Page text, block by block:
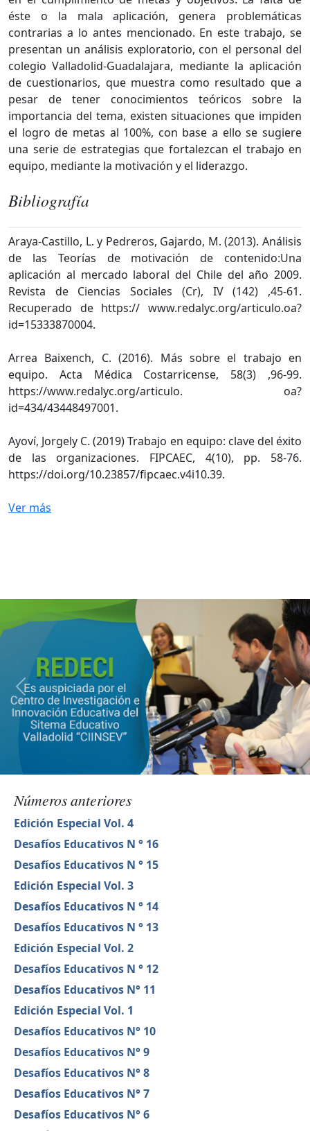
éste o la mala aplicación, genera problemáticas
contrarias a lo antes mencionado. En este trabajo, se
presentan un análisis exploratorio, con el personal del
colegio Valladolid-Guadalajara, mediante la aplicación
de cuestionarios, que muestra como resultado que a
pesar de tener conocimientos teóricos sobre la
importancia del tema, existen situaciones que impiden
el logro de metas al 100%, con base a ello se sugiere
una serie de estrategias que fortalezcan el trabajo en
equipo, mediante la motivación y el liderazgo.
Bibliografía
Araya-Castillo, L. y Pedreros, Gajardo, M. (2013). Análisis
de las Teorías de motivación de contenido:Una
aplicación al mercado laboral del Chile del año 2009.
Revista de Ciencias Sociales (Cr), IV (142) ,45-61.
Recuperado de https:// www.redalyc.org/articulo.oa?
id=15333870004.
Arrea Baixench, C. (2016). Más sobre el trabajo en
equipo. Acta Médica Costarricense, 58(3) ,96-99.
https://www.redalyc.org/articulo. oa?
id=434/43448497001.
Ayoví, Jorgely C. (2019) Trabajo en equipo: clave del éxito
de las organizaciones. FIPCAEC, 4(10), pp. 58-76.
https://doi.org/10.23857/fipcaec.v4i10.39.
Ver más
Números anteriores
Edición Especial Vol. 4
Desafíos Educativos N ° 16
Desafíos Educativos N ° 15
Edición Especial Vol. 3
Desafíos Educativos N ° 14
Desafíos Educativos N ° 13
Edición Especial Vol. 2
Desafíos Educativos N ° 12
Desafíos Educativos N° 11
Edición Especial Vol. 1
Desafíos Educativos N° 10
Desafíos Educativos N° 9
Desafíos Educativos N° 8
Desafíos Educativos N° 7
Desafíos Educativos N° 6